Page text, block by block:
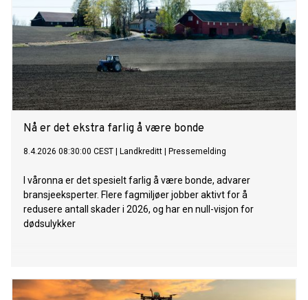
Nå er det ekstra farlig å være bonde
8.4.2026 08:30:00 CEST Landkreditt Pressemelding
I våronna er det spesielt farlig å være bonde, advarer
bransjeeksperter. Flere fagmiljøer jobber aktivt for å
redusere antall skader i 2026, og har en null-visjon for
dødsulykker